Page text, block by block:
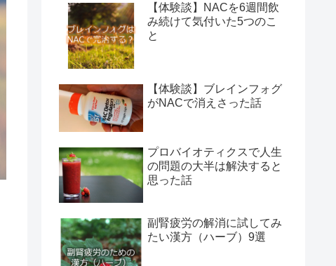
【体験談】NACを6週間飲
み続けて気付いた5つのこ
と
【体験談】ブレインフォグ
がNACで消えさった話
プロバイオティクスで人生
の問題の大半は解決すると
思った話
副腎疲労の解消に試してみ
たい漢方（ハーブ）9選